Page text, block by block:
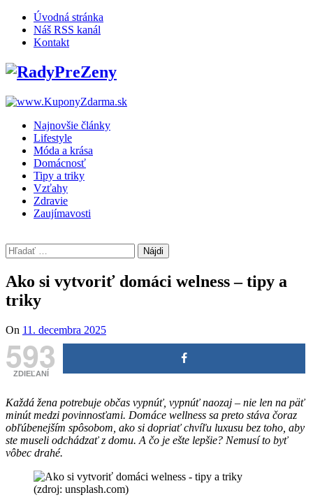
Skip
content
Úvodná stránka
Náš RSS kanál
Kontakt
Najnovšie články
Lifestyle
Móda a krása
Domácnosť
Tipy a triky
Vzťahy
Zdravie
Zaujímavosti
Hľadať:
Ako si vytvoriť domáci welness – tipy a
triky
On 11. decembra 2025
593
ZDIEĽANÍ
Každá žena potrebuje občas vypnúť, vypnúť naozaj – nie len na päť
minút medzi povinnosťami. Domáce wellness sa preto stáva čoraz
obľúbenejším spôsobom, ako si dopriať chvíľu luxusu bez toho, aby
ste museli odchádzať z domu. A čo je ešte lepšie? Nemusí to byť
vôbec drahé.
(zdroj: unsplash.com)